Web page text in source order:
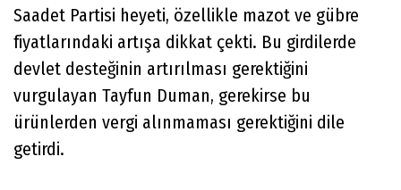
Saadet Partisi heyeti, özellikle mazot ve gübre
fiyatlarındaki artışa dikkat çekti. Bu girdilerde
devlet desteğinin artırılması gerektiğini
vurgulayan Tayfun Duman, gerekirse bu
ürünlerden vergi alınmaması gerektiğini dile
getirdi.